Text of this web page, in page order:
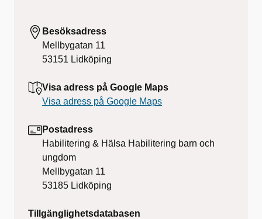
Besöksadress
Mellbygatan 11
53151 Lidköping
Visa adress på Google Maps
Visa adress på Google Maps
Postadress
Habilitering & Hälsa Habilitering barn och
ungdom
Mellbygatan 11
53185 Lidköping
Tillgänglighetsdatabasen